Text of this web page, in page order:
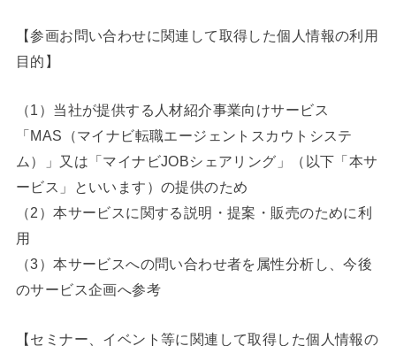
【参画お問い合わせに関連して取得した個人情報の利用
目的】
（1）当社が提供する人材紹介事業向けサービス
「MAS（マイナビ転職エージェントスカウトシステ
ム）」又は「マイナビJOBシェアリング」（以下「本サ
ービス」といいます）の提供のため
（2）本サービスに関する説明・提案・販売のために利
用
（3）本サービスへの問い合わせ者を属性分析し、今後
のサービス企画へ参考
【セミナー、イベント等に関連して取得した個人情報の